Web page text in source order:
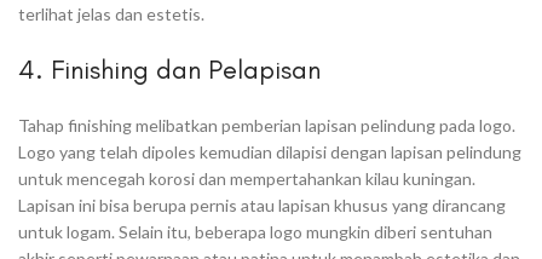
terlihat jelas dan estetis.
4. Finishing dan Pelapisan
Tahap finishing melibatkan pemberian lapisan pelindung pada logo.
Logo yang telah dipoles kemudian dilapisi dengan lapisan pelindung
untuk mencegah korosi dan mempertahankan kilau kuningan.
Lapisan ini bisa berupa pernis atau lapisan khusus yang dirancang
untuk logam. Selain itu, beberapa logo mungkin diberi sentuhan